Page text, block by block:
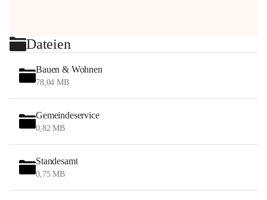
Dateien
Bauen & Wohnen
78,04 MB
Gemeindeservice
0,82 MB
Standesamt
0,75 MB